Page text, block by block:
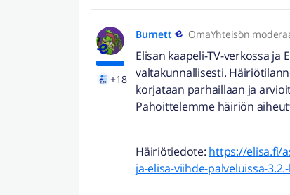
+18
Burnett OmaYhteisön
Elisan kaapeli-TV-verkossa
valtakunnallisesti.
korjataan parhaillaan ja
Pahoittelemme häiriön
Häiriötiedote: https://elisa.fi/
ja-elisa-viihde-palveluissa-